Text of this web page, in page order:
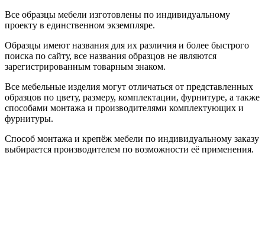
Все образцы мебели изготовлены по индивидуальному
проекту в единственном экземпляре.
Образцы имеют названия для их различия и более быстрого
поиска по сайту, все названия образцов не являются
зарегистрированным товарным знаком.
Все мебельные изделия могут отличаться от представленных
образцов по цвету, размеру, комплектации, фурнитуре, а также
способами монтажа и производителями комплектующих и
фурнитуры.
Способ монтажа и крепёж мебели по индивидуальному заказу
выбирается производителем по возможности её применения.